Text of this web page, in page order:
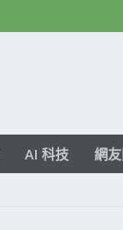
AI 科技 網